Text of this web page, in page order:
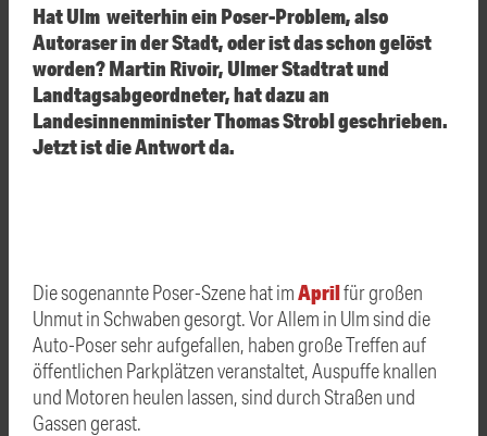
Hat Ulm weiterhin ein Poser-Problem, also
Autoraser in der Stadt, oder ist das schon gelöst
worden? Martin Rivoir, Ulmer Stadtrat und
Landtagsabgeordneter, hat dazu an
Landesinnenminister Thomas Strobl geschrieben.
Jetzt ist die Antwort da.
Die sogenannte Poser-Szene hat imAprilfür großen
Unmut in Schwaben gesorgt. Vor Allem in Ulm sind die
Auto-Poser sehr aufgefallen, haben große Treffen auf
öffentlichen Parkplätzen veranstaltet, Auspuffe knallen
und Motoren heulen lassen, sind durch Straßen und
Gassen gerast.